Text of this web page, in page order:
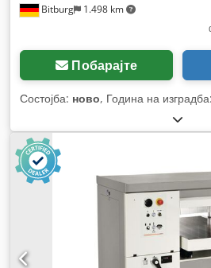
Bitburg 1.498 km
Побарајте
Состојба: ново, Година на изградба: